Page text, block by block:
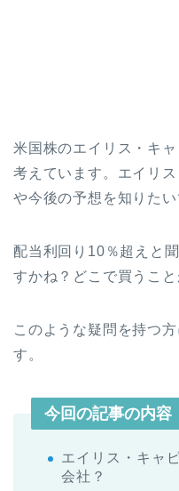
米国株のエイリス・キ
考えています。エイリ
や今後の予想を知りたい
配当利回り10％超えと
すかね？どこで買うこ
このような疑問を持つ
す。
今回の記事の内容
エイリス・キャ
会社？